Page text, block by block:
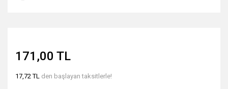
171,00 TL
17,72 TL den başlayan taksitlerle!